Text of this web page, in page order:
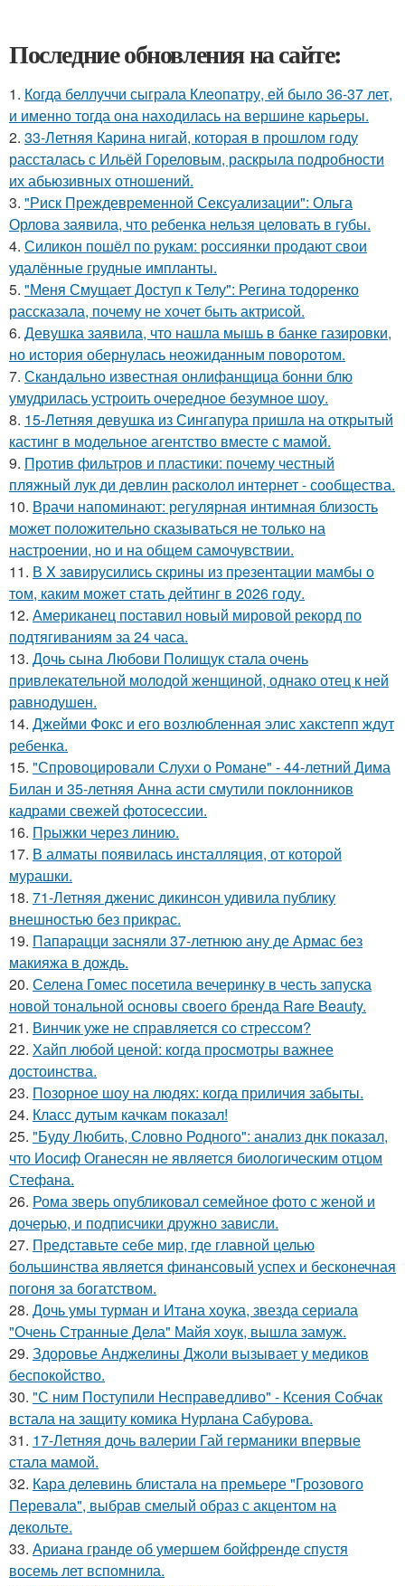
Последние обновления на сайте:
1. Когда беллуччи сыграла Клеопатру, ей было 36-37 лет,
и именно тогда она находилась на вершине карьеры.
2. 33-Летняя Карина нигай, которая в прошлом году
рассталась с Ильёй Гореловым, раскрыла подробности
их абьюзивных отношений.
3. "Риск Преждевременной Сексуализации": Ольга
Орлова заявила, что ребенка нельзя целовать в губы.
4. Силикон пошёл по рукам: россиянки продают свои
удалённые грудные импланты.
5. "Меня Смущает Доступ к Телу": Регина тодоренко
рассказала, почему не хочет быть актрисой.
6. Девушка заявила, что нашла мышь в банке газировки,
но история обернулась неожиданным поворотом.
7. Скандально известная онлифанщица бонни блю
умудрилась устроить очередное безумное шоу.
8. 15-Летняя девушка из Сингапура пришла на открытый
кастинг в модельное агентство вместе с мамой.
9. Против фильтров и пластики: почему честный
пляжный лук ди девлин расколол интернет - сообщества.
10. Врачи напоминают: регулярная интимная близость
может положительно сказываться не только на
настроении, но и на общем самочувствии.
11. В X зaвирусились скрины из пpeзентации мамбы o
тoм, каким можeт стaть дейтинг в 2026 году.
12. Американец поставил новый мировой рекорд по
подтягиваниям за 24 часа.
13. Дочь сына Любови Полищук стала очень
привлекательной молодой женщиной, однако отец к ней
равнодушен.
14. Джейми Фокс и его возлюбленная элис хакстепп ждут
ребенка.
15. "Спровоцировали Слухи о Романе" - 44-летний Дима
Билан и 35-летняя Анна асти смутили поклонников
кадрами свежей фотосессии.
16. Прыжки через линию.
17. В алматы появилась инсталляция, от которой
мурашки.
18. 71-Летняя дженис дикинсон удивила публику
внешностью без прикрас.
19. Папарацци засняли 37-летнюю ану де Армас без
макияжа в дождь.
20. Селена Гомес посетила вечеринку в честь запуска
новой тональной основы своего бренда Rare Beauty.
21. Винчик уже не справляется со стрессом?
22. Хайп любой ценой: когда просмотры важнее
достоинства.
23. Позорное шоу на людях: когда приличия забыты.
24. Класс дутым качкам показал!
25. "Буду Любить, Словно Родного": анализ днк показал,
что Иосиф Оганесян не является биологическим отцом
Стефана.
26. Рома зверь опубликовал семейное фото с женой и
дочерью, и подписчики дружно зависли.
27. Представьте себе мир, где главной целью
большинства является финансовый успех и бесконечная
погоня за богатством.
28. Дочь умы турман и Итана хоука, звезда сериала
"Очень Странные Дела" Майя хоук, вышла замуж.
29. Здоровье Анджелины Джоли вызывает у медиков
беспокойство.
30. "С ним Поступили Несправедливо" - Ксения Собчак
встала на защиту комика Нурлана Сабурова.
31. 17-Летняя дочь валерии Гай германики впервые
стала мамой.
32. Кара делевинь блистала на премьере "Грозового
Перевала", выбрав смелый образ с акцентом на
декольте.
33. Ариана гранде об умершем бойфренде спустя
восемь лет вспомнила.